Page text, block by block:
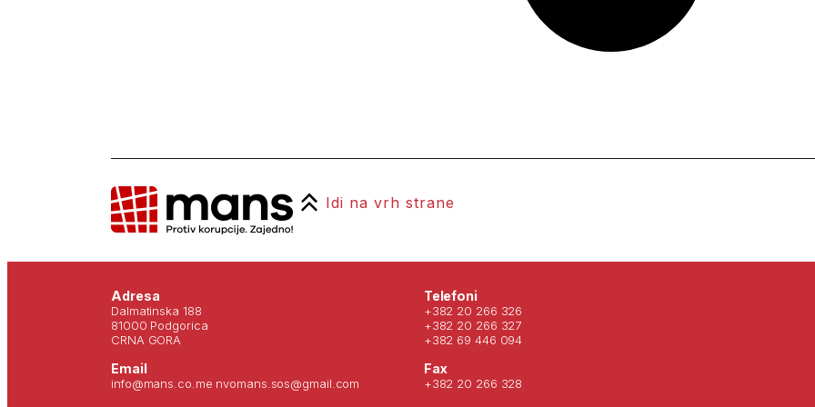
Idi na vrh strane
Adresa
Dalmatinska 188
81000 Podgorica
CRNA GORA
Email
info@mans.co.me nvomans.sos@gmail.com
Telefoni
+382 20 266 326
+382 20 266 327
+382 69 446 094
Fax
+382 20 266 328